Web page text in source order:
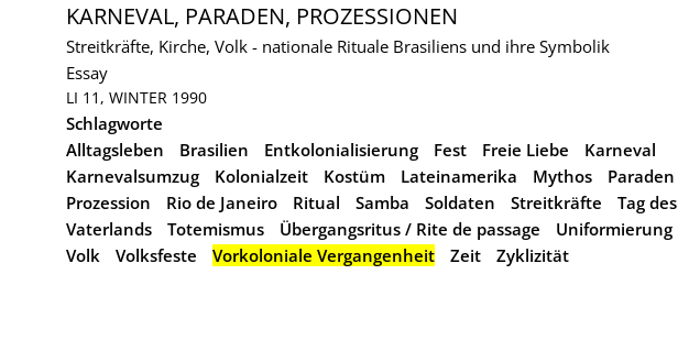
KARNEVAL, PARADEN, PROZESSIONEN
Streitkräfte, Kirche, Volk - nationale Rituale Brasiliens und ihre Symbolik
Essay
LI 11, WINTER 1990
Schlagworte
Alltagsleben
Brasilien Entkolonialisierung Fest Freie Liebe
Karneval
Karnevalsumzug
Kolonialzeit Kostüm Lateinamerika Mythos
Paraden
Prozession
Rio de Janeiro Ritual Samba Soldaten Streitkräfte
Tag des
Vaterlands
Totemismus Übergangsritus / Rite de passage
Uniformierung
Volk
Volksfeste Vorkoloniale Vergangenheit Zeit Zyklizität